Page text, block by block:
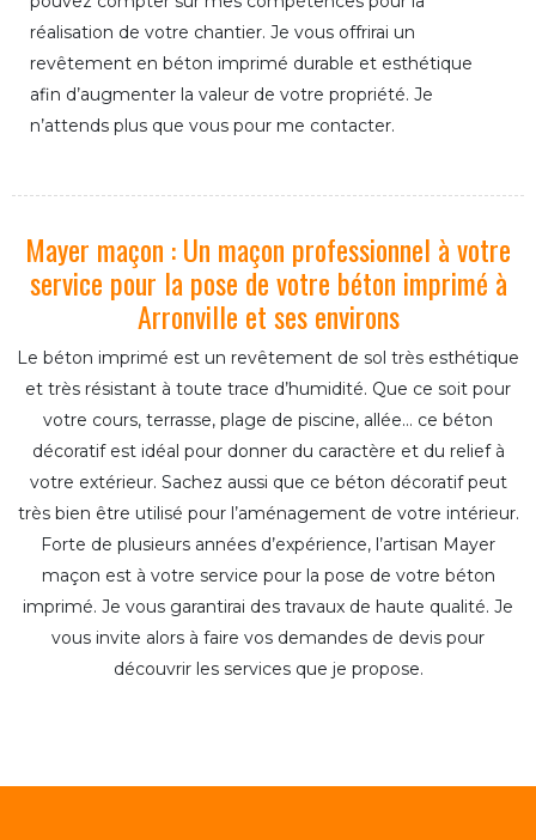
réalisation de votre chantier. Je vous offrirai un
revêtement en béton imprimé durable et esthétique
afin d’augmenter la valeur de votre propriété. Je
n’attends plus que vous pour me contacter.
Mayer maçon : Un maçon professionnel à votre
service pour la pose de votre béton imprimé à
Arronville et ses environs
Le béton imprimé est un revêtement de sol très esthétique
et très résistant à toute trace d’humidité. Que ce soit pour
votre cours, terrasse, plage de piscine, allée… ce béton
décoratif est idéal pour donner du caractère et du relief à
votre extérieur. Sachez aussi que ce béton décoratif peut
très bien être utilisé pour l’aménagement de votre intérieur.
Forte de plusieurs années d’expérience, l’artisan Mayer
maçon est à votre service pour la pose de votre béton
imprimé. Je vous garantirai des travaux de haute qualité. Je
vous invite alors à faire vos demandes de devis pour
découvrir les services que je propose.